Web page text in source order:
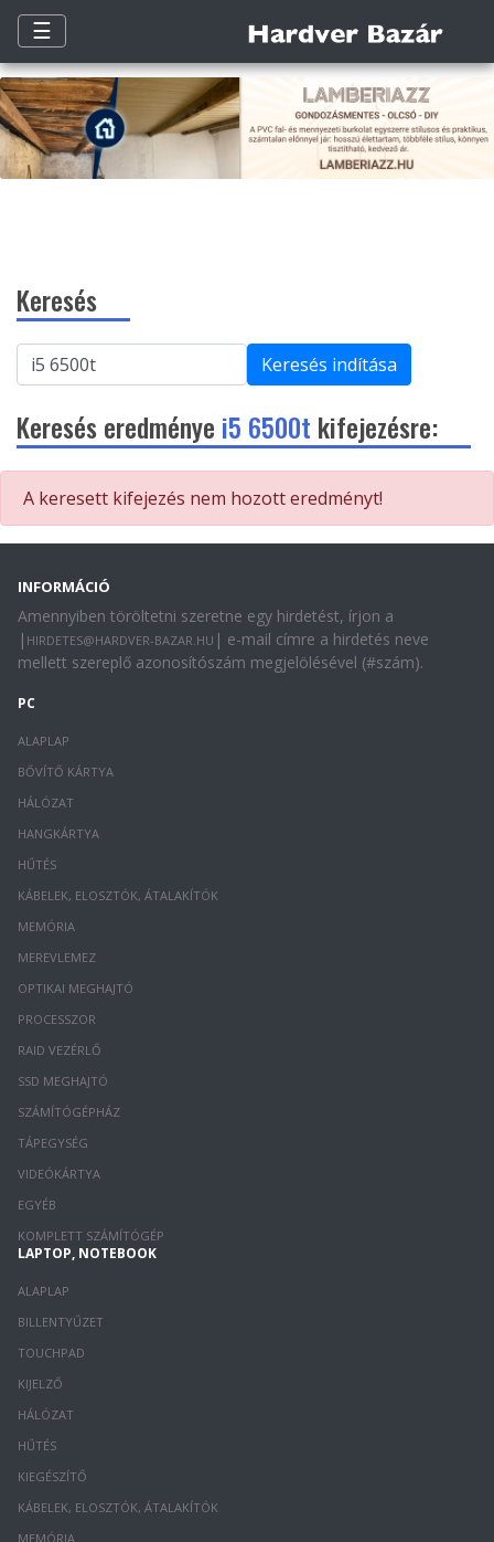
☰
Keresés
Keresés indítása
Keresés eredménye i5 6500t kifejezésre:
A keresett kifejezés nem hozott eredményt!
INFORMÁCIÓ
Amennyiben töröltetni szeretne egy hirdetést, írjon a
| HIRDETES@HARDVER-BAZAR.HU | e-mail címre a hirdetés neve
mellett szereplő azonosítószám megjelölésével (#szám).
PC
ALAPLAP
BŐVÍTŐ KÁRTYA
HÁLÓZAT
HANGKÁRTYA
HŰTÉS
KÁBELEK, ELOSZTÓK, ÁTALAKÍTÓK
MEMÓRIA
MEREVLEMEZ
OPTIKAI MEGHAJTÓ
PROCESSZOR
RAID VEZÉRLŐ
SSD MEGHAJTÓ
SZÁMÍTÓGÉPHÁZ
TÁPEGYSÉG
VIDEÓKÁRTYA
EGYÉB
KOMPLETT SZÁMÍTÓGÉP
LAPTOP, NOTEBOOK
ALAPLAP
BILLENTYŰZET
TOUCHPAD
KIJELZŐ
HÁLÓZAT
HŰTÉS
KIEGÉSZÍTŐ
KÁBELEK, ELOSZTÓK, ÁTALAKÍTÓK
MEMÓRIA